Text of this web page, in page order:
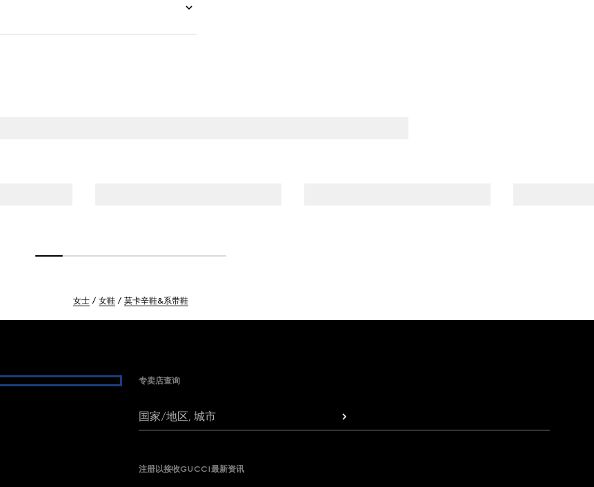
女士 女鞋 莫卡辛鞋&系带鞋
专卖店查询
国家/地区, 城市
注册以接收GUCCI最新资讯